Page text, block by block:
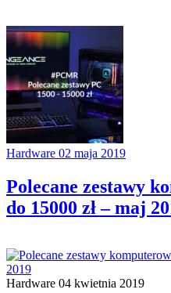
Hardware 02 maja 2019
Polecane zestawy
do 15000 zł – maj
Hardware 04 kwietnia 2019